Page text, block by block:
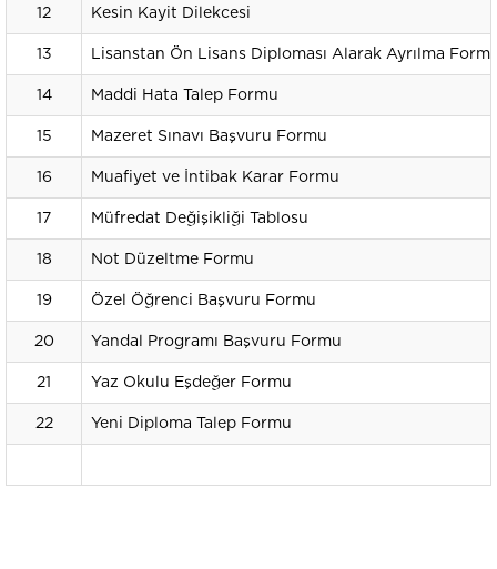
12 Kesin Kayit Dilekcesi
13 Lisanstan Ön Lisans Diploması Alarak Ayrılma
14 Maddi Hata Talep Formu
15 Mazeret Sınavı Başvuru Formu
16 Muafiyet ve İntibak Karar Formu
17 Müfredat Değişikliği Tablosu
18 Not Düzeltme Formu
19 Özel Öğrenci Başvuru Formu
20 Yandal Programı Başvuru Formu
21 Yaz Okulu Eşdeğer Formu
22 Yeni Diploma Talep Formu